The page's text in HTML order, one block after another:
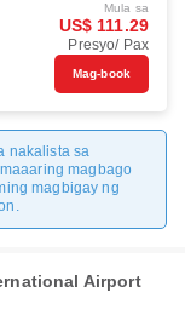
Mula sa
US$ 111.29
Presyo/ Pax
Mag-book
nakalista sa
magbago
magbigay ng
Airport